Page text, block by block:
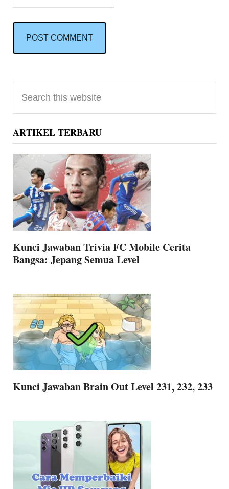
Primary
Sidebar
this
website
ARTIKEL TERBARU
Kunci Jawaban Trivia FC Mobile Cerita
Bangsa: Jepang Semua Level
Kunci Jawaban Brain Out Level 231, 232, 233